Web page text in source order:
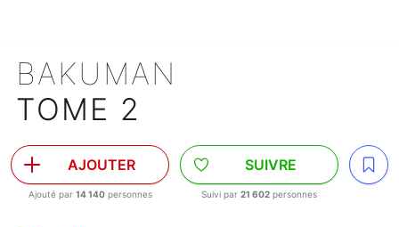
BAKUMAN
TOME 2
AJOUTER
Ajouté par 14 140personnes
SUIVRE
Suivi par 21 602 personnes